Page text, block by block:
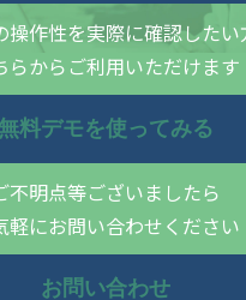
操作性を実際に確認したい
らからご利用いただけます
料デモを使ってみる
不明点等ございましたら
軽にお問い合わせください
お問い合わせ